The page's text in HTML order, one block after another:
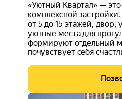
«Уютный Квартал» —
комплексной
от 5 до 15 этажей, двор,
уютные места для
формируют отдельный
почувствует себя